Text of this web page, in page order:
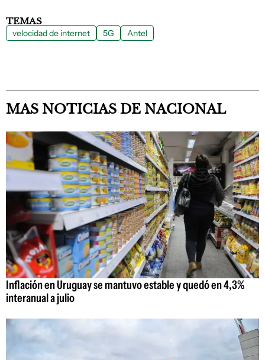
TEMAS
velocidad de internet 5G Antel
MAS NOTICIAS DE NACIONAL
Inflación en Uruguay se mantuvo estable y quedó en 4,3%
interanual a julio